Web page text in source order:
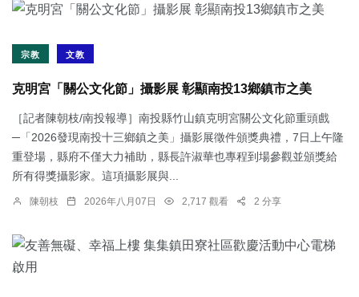
宗教 文教
克明宮「關公文化節」攝影展 彰顯南投13鄉鎮市之美
［記者陳朝枝/南投報導］南投縣竹山鎮克明宮關公文化節重頭戲
─「2026發現南投十三鄉鎮之美」攝影展徵件頒獎典禮，7日上午隆
重登場，縣府不僅大力補助，縣長許淑華也專程到場參觀並頒獎給
所有得獎攝影家。這項攝影展與...
陳朝枝 2026年八月07日 2,717 觀看 2 分享